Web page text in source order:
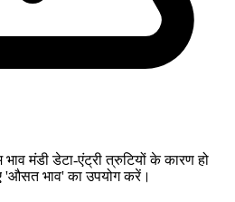
मंडी डेटा-एंट्री त्रुटियों के कारण हो
भाव' का उपयोग करें।